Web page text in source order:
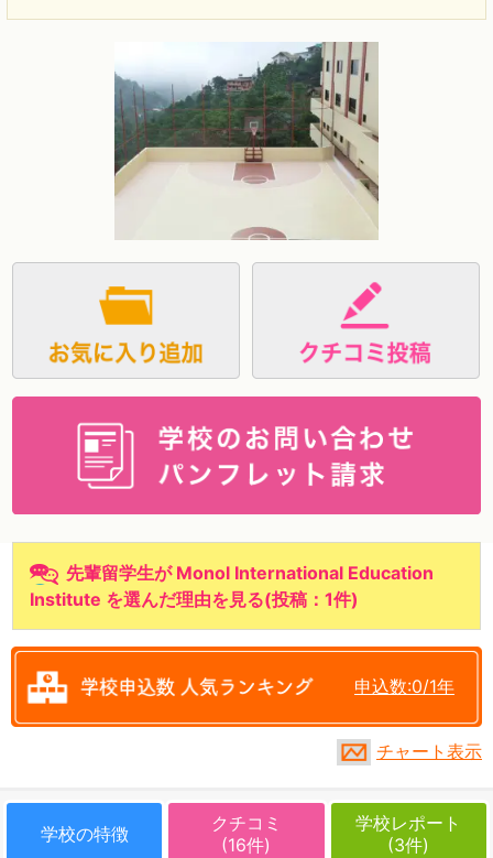
先輩留学生が Monol International Education
Institute を選んだ理由を見る(投稿：1件)
申込数:0/1年
チャート表示
学校の特徴
クチコミ
(16件)
学校レポート
(3件)